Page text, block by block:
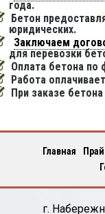
года.
Бетон
юридических.
Заключаем
для перевозки
Оплата бетона по
Работа
При заказе
Главная
г.